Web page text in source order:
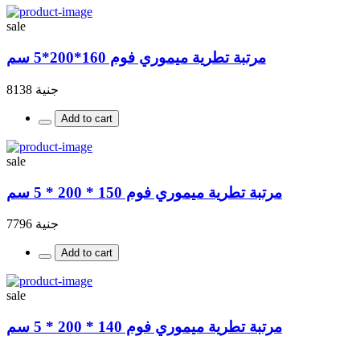
sale
مرتبة تطرية ميموري فوم 160*200*5 سم
جنية 8138
Add to cart
sale
مرتبة تطرية ميموري فوم 150 * 200 * 5 سم
جنية 7796
Add to cart
sale
مرتبة تطرية ميموري فوم 140 * 200 * 5 سم